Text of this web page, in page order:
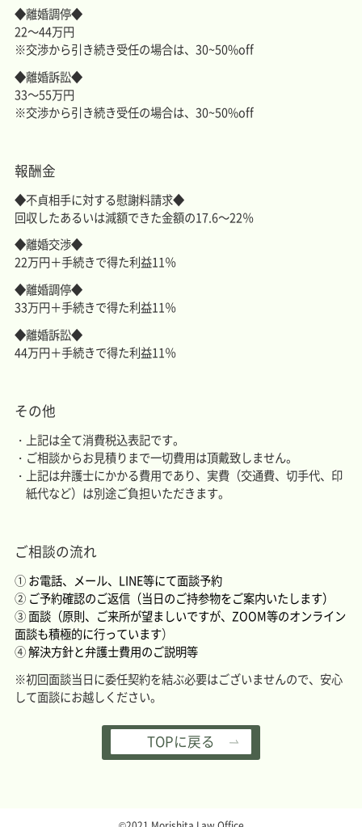
◆離婚調停◆
22～44万円
※交渉から引き続き受任の場合は、30~50%off
◆離婚訴訟◆
33～55万円
※交渉から引き続き受任の場合は、30~50%off
報酬金
◆不貞相手に対する慰謝料請求◆
回収したあるいは減額できた金額の17.6～22％
◆離婚交渉◆
22万円＋手続きで得た利益11％
◆離婚調停◆
33万円＋手続きで得た利益11％
◆離婚訴訟◆
44万円＋手続きで得た利益11％
その他
上記は全て消費税込表記です。
ご相談からお見積りまで一切費用は頂戴致しません。
上記は弁護士にかかる費用であり、実費（交通費、切手代、印
紙代など）は別途ご負担いただきます。
ご相談の流れ
①お電話、メール、LINE等にて面談予約
② ご予約確認のご返信（当日のご持参物をご案内いたします）
③面談（原則、ご来所が望ましいですが、ZOOM等のオンライン
面談も積極的に行っています）
④解決方針と弁護士費用のご説明等
※初回面談当日に委任契約を結ぶ必要はございませんので、安心
して面談にお越しください。
TOPに戻る